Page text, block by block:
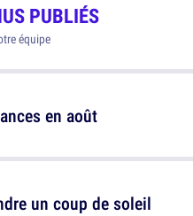
PUBLIÉS
équipe
en août
un coup de soleil